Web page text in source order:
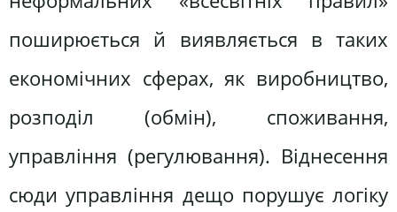
поширюється й виявляється в таких
економічних сферах, як виробництво,
розподіл (обмін), споживання,
управління (регулювання). Віднесення
сюди управління дещо порушує логіку